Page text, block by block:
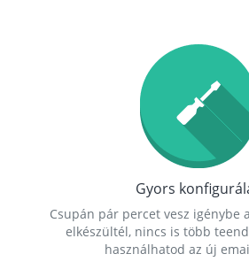
Gyors
Csupán pár percet vesz igénybe
elkészültél, nincs is több
használhatod az új